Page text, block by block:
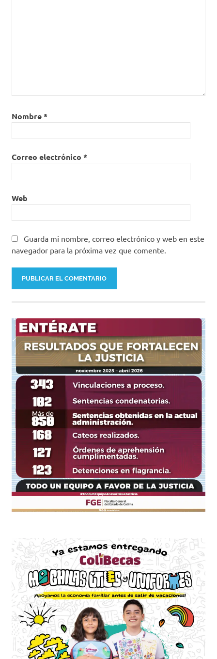
Nombre*
Correo electrónico *
Web
Guarda mi nombre, correo electrónico y web en este
navegador para la próxima vez que comente.